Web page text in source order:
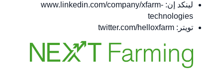
لينكد إن: www.linkedin.com/company/xfarm-
technologies
تويتر: twitter.com/helloxfarm